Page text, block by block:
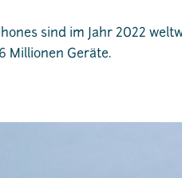
sind im Jahr 2022
Millionen Geräte.